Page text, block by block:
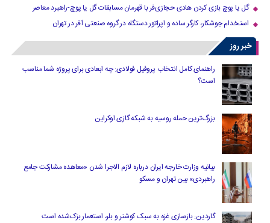
گل یا پوچ بازی کردن هادی حجازی‌فر با قهرمان مسابقات گل یا پوچ-راهبرد معاصر
استخدام جوشکار، کارگر ساده و اپراتور دستگاه در گروه صنعتی آفر در تهران
خبر روز
راهنمای کامل انتخاب پروفیل فولادی: چه ابعادی برای پروژه شما مناسب
است؟
بزرگ‌ترین حمله روسیه به شبکه گازی اوکراین
بیانیه وزارت خارجه ایران درباره لازم‌ الاجرا شدن «معاهده مشارکت جامع
راهبردی» بین تهران و مسکو
گاردین: بازسازی غزه به سبک کوشنر و بلر، استعمار بزک‌شده است